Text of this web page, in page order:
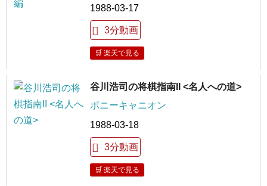
1988-03-17
3分動画
🛒 楽天で見る
谷川浩司の将棋指南II <名人への道>
ポニーキャニオン
1988-03-18
3分動画
🛒 楽天で見る